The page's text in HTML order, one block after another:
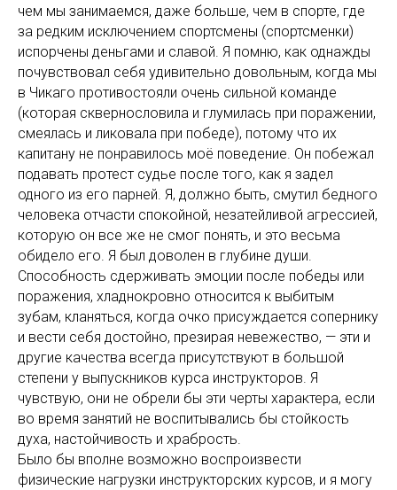
чем мы занимаемся, даже больше, чем в спорте, где
за редким исключением спортсмены (спортсменки)
испорчены деньгами и славой. Я помню, как однажды
почувствовал себя удивительно довольным, когда мы
в Чикаго противостояли очень сильной команде
(которая сквернословила и глумилась при поражении,
смеялась и ликовала при победе), потому что их
капитану не понравилось моё поведение. Он побежал
подавать протест судье после того, как я задел
одного из его парней. Я, должно быть, смутил бедного
человека отчасти спокойной, незатейливой агрессией,
которую он все же не смог понять, и это весьма
обидело его. Я был доволен в глубине души.
Способность сдерживать эмоции после победы или
поражения, хладнокровно относится к выбитым
зубам, кланяться, когда очко присуждается сопернику
и вести себя достойно, презирая невежество, — эти и
другие качества всегда присутствуют в большой
степени у выпускников курса инструкторов. Я
чувствую, они не обрели бы эти черты характера, если
во время занятий не воспитывались бы стойкость
духа, настойчивость и храбрость.
Было бы вполне возможно воспроизвести
физические нагрузки инструкторских курсов, и я могу